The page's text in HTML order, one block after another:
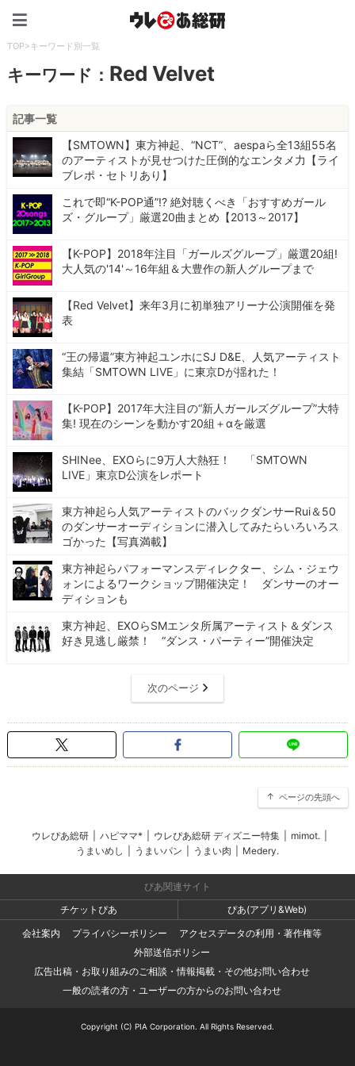
TOP>キーワード別一覧
キーワード： Red Velvet
記事一覧
【SMTOWN】東方神起、“NCT”、aespaら全13組55名
のアーティストが見せつけた圧倒的なエンタメ力【ライ
ブレポ・セトリあり】
これで即“K-POP通”!? 絶対聴くべき「おすすめガール
ズ・グループ」厳選20曲まとめ【2013～2017】
【K-POP】2018年注目「ガールズグループ」厳選20組!
大人気の'14'～16年組＆大豊作の新人グループまで
【Red Velvet】来年3月に初単独アリーナ公演開催を発
表
“王の帰還”東方神起ユンホにSJ D&E、人気アーティスト
集結「SMTOWN LIVE」に東京Dが揺れた！
【K-POP】2017年大注目の“新人ガールズグループ”大特
集! 現在のシーンを動かす20組＋αを厳選
SHINee、EXOらに9万人大熱狂！ 「SMTOWN
LIVE」東京D公演をレポート
東方神起ら人気アーティストのバックダンサーRui＆50
のダンサーオーディションに潜入してみたらいろいろス
ゴかった【写真満載】
東方神起らパフォーマンスディレクター、シム・ジェウ
ォンによるワークショップ開催決定！ ダンサーのオー
ディションも
東方神起、EXOらSMエンタ所属アーティスト＆ダンス
好き見逃し厳禁！ “ダンス・パーティー”開催決定
次のページ
ページの先頭へ
ウレぴあ総研 ハピママ* ウレぴあ総研 ディズニー特集 mimot.
うまいめし
うまいパン うまい肉 Medery.
ぴあ関連サイト
チケットぴあ
ぴあ(アプリ&Web)
会社案内
プライバシーポリシー
アクセスデータの利用・著作権等
外部送信ポリシー
広告出稿・お取り組みのご相談・情報掲載・その他お問い合わせ
一般の読者の方・ユーザーの方からのお問い合わせ
Copyright (C) PIA Corporation. All Rights Reserved.